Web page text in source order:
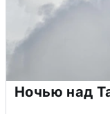
Ночью над